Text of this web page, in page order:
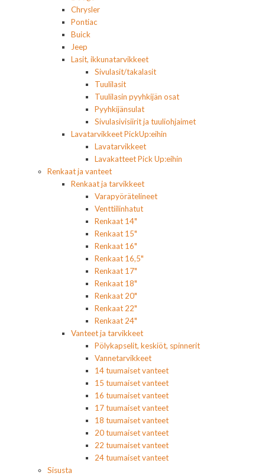
Chrysler
Pontiac
Buick
Jeep
Lasit, ikkunatarvikkeet
Sivulasit/takalasit
Tuulilasit
Tuulilasin pyyhkijän osat
Pyyhkijänsulat
Sivulasivisiirit ja tuuliohjaimet
Lavatarvikkeet PickUp:eihin
Lavatarvikkeet
Lavakatteet Pick Up:eihin
Renkaat ja vanteet
Renkaat ja tarvikkeet
Varapyörätelineet
Venttiilinhatut
Renkaat 14"
Renkaat 15"
Renkaat 16"
Renkaat 16,5"
Renkaat 17"
Renkaat 18"
Renkaat 20"
Renkaat 22"
Renkaat 24"
Vanteet ja tarvikkeet
Pölykapselit, keskiöt, spinnerit
Vannetarvikkeet
14 tuumaiset vanteet
15 tuumaiset vanteet
16 tuumaiset vanteet
17 tuumaiset vanteet
18 tuumaiset vanteet
20 tuumaiset vanteet
22 tuumaiset vanteet
24 tuumaiset vanteet
Sisusta